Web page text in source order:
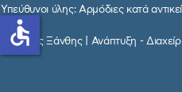
Υπεύθυνοι ύλης: Αρμόδιες κατά
© Δήμος Ξάνθης | Ανάπτυξη -
accessible